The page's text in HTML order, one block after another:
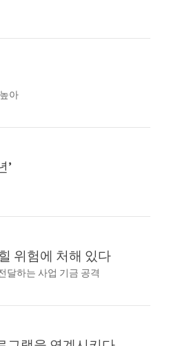
아
’
위험에 처해 있다
달하는 사업 기금 공격